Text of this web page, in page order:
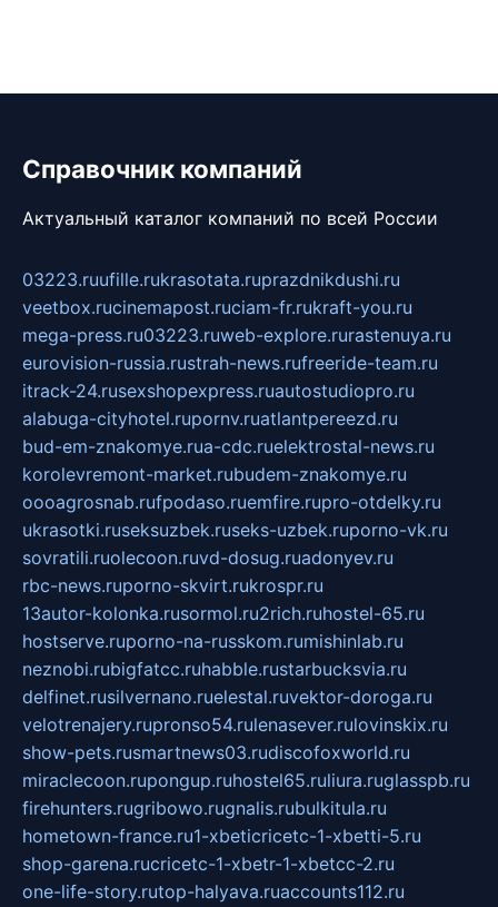
Справочник компаний
Актуальный каталог компаний по всей России
03223.ruufille.rukrasotata.ruprazdnikdushi.ru
veetbox.rucinemapost.ruciam-fr.rukraft-you.ru
mega-press.ru03223.ruweb-explore.rurastenuya.ru
eurovision-russia.rustrah-news.rufreeride-team.ru
itrack-24.rusexshopexpress.ruautostudiopro.ru
alabuga-cityhotel.rupornv.ruatlantpereezd.ru
bud-em-znakomye.rua-cdc.ruelektrostal-news.ru
korolevremont-market.rubudem-znakomye.ru
oooagrosnab.rufpodaso.ruemfire.rupro-otdelky.ru
ukrasotki.ruseksuzbek.ruseks-uzbek.ruporno-vk.ru
sovratili.ruolecoon.ruvd-dosug.ruadonyev.ru
rbc-news.ruporno-skvirt.rukrospr.ru
13autor-kolonka.rusormol.ru2rich.ruhostel-65.ru
hostserve.ruporno-na-russkom.rumishinlab.ru
neznobi.rubigfatcc.ruhabble.rustarbucksvia.ru
delfinet.rusilvernano.ruelestal.ruvektor-doroga.ru
velotrenajery.rupronso54.rulenasever.rulovinskix.ru
show-pets.rusmartnews03.rudiscofoxworld.ru
miraclecoon.rupongup.ruhostel65.ruliura.ruglasspb.ru
firehunters.rugribowo.rugnalis.rubulkitula.ru
hometown-france.ru1-xbeticricetc-1-xbetti-5.ru
shop-garena.rucricetc-1-xbetr-1-xbetcc-2.ru
one-life-story.rutop-halyava.ruaccounts112.ru